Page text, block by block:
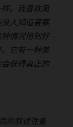
。我喜欢简
人知道答案
情况恰到好
它有一种美
获得真正的
的叙述性备